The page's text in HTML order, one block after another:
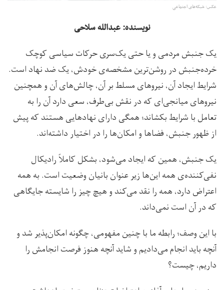
عکس: شبکه‌های اجتماعی
نویسنده: عبدالله سلاحی
یک جنبش مردمی و یا حتی یک‌سری حرکات سیاسی کوچک
خرده‌جنبش در روشن‌ترین مشخصه‌ی خودش، یک ضد نهاد است.
شرایط ایجاد آن، نیروهای مسلط بر آن، چالش‌های آن و همچنین
نیروهای میانجی‌ای که در نقش بی‌طرف، سعی دارد آن را به
تعامل با شرایط بکشاند؛ همگی دارای نهادهایی هستند که پیش
از ظهور جنبش، فضاها و امکان‌ها را در اختیار داشته‌اند.
یک جنبش، همین که ایجاد می‌شود، بشکل کاملاً رادیکال
نفی‌کننده‌ی همه این‌ها زیر عنوان بانیان وضعیت است. به همه
اعتراض دارد، همه را نقد می‌کند و هیچ چیز را شایسته جایگاهی
که در آن است نمی‌داند.
با این وصف؛ رابطه ما با چنین مفهومی، چگونه امکان‌پذیر شد و
آنچه باید انجام می‌دادیم و شاید آنچه هنوز فرصت انجامش را
داریم، چیست؟